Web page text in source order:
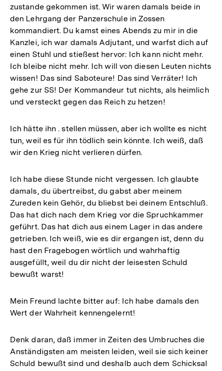
zustande gekommen ist. Wir waren damals beide in
den Lehrgang der Panzerschule in Zossen
kommandiert. Du kamst eines Abends zu mir in die
Kanzlei, ich war damals Adjutant, und warfst dich auf
einen Stuhl und stießest hervor: Ich kann nicht mehr.
Ich bleibe nicht mehr. Ich will von diesen Leuten nichts
wissen! Das sind Saboteure! Das sind Verräter! Ich
gehe zur SS! Der Kommandeur tut nichts, als heimlich
und versteckt gegen das Reich zu hetzen!
Ich hätte ihn . stellen müssen, aber ich wollte es nicht
tun, weil es für ihn tödlich sein könnte. Ich weiß, daß
wir den Krieg nicht verlieren dürfen.
Ich habe diese Stunde nicht vergessen. Ich glaubte
damals, du übertreibst, du gabst aber meinem
Zureden kein Gehör, du bliebst bei deinem Entschluß.
Das hat dich nach dem Krieg vor die Spruchkammer
geführt. Das hat dich aus einem Lager in das andere
getrieben. Ich weiß, wie es dir ergangen ist, denn du
hast den Fragebogen wörtlich und wahrhaftig
ausgefüllt, weil du dir nicht der leisesten Schuld
bewußt warst!
Mein Freund lachte bitter auf: Ich habe damals den
Wert der Wahrheit kennengelernt!
Denk daran, daß immer in Zeiten des Umbruches die
Anständigsten am meisten leiden, weil sie sich keiner
Schuld bewußt sind und deshalb auch dem Schicksal
Zum